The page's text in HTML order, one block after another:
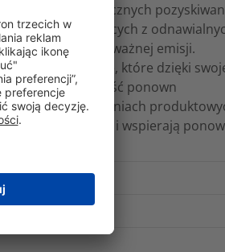
z tworzyw sztucznych
pochodzących z
o niższej równoważnej emisji.
produktowe, które dzięki
możliwość ponown
się na rozwiązaniach
trwałość i wspierają